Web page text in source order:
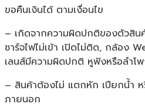
ขอคืนเงินได้ ตามเงื่อนไข
– เกิดจากความผิดปกติของตัวสิน
ชาร์จไฟไม่เข้า เปิดไม่ติด, กล้อง
เลนส์มีความผิดปกติ หูฟังหรือลำโ
– สินค้าต้องไม่ แตกหัก เปียกน้ำ ห
ภายนอก